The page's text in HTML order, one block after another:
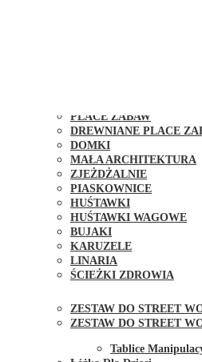
PLACE ZABAW
DREWNIANE PLACE
DOMKI
MAŁA ARCHITEKTURA
ZJEŻDŻALNIE
PIASKOWNICE
HUŚTAWKI
HUŚTAWKI WAGOWE
BUJAKI
KARUZELE
LINARIA
ŚCIEŻKI ZDROWIA
ZESTAW DO STREET
ZESTAW DO STREET
Tablice